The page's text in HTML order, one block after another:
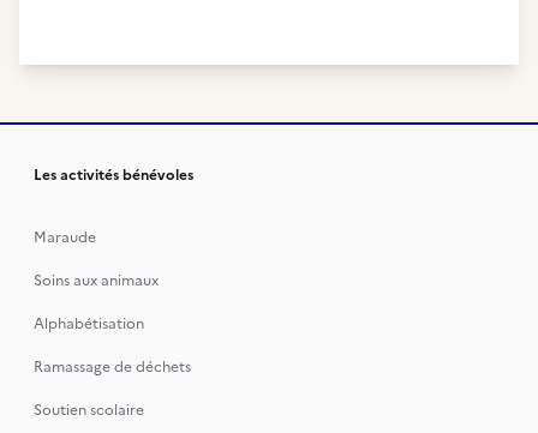
Les activités bénévoles
Maraude
Soins aux animaux
Alphabétisation
Ramassage de déchets
Soutien scolaire